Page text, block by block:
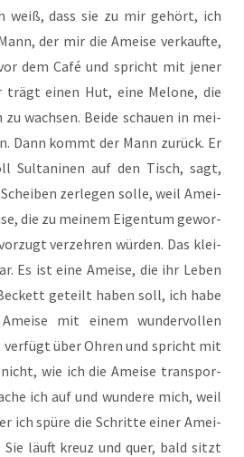
weiß, dass sie zu mir gehört, ich
der mir die Amei­se ver­kauf­te,
dem Café und spricht mit jener
einen Hut, eine Melo­ne, die
wach­sen. Bei­de schau­en in mei­
Dann kommt der Mann zurück. Er
Sul­ta­ni­nen auf den Tisch, sagt,
zer­le­gen sol­le, weil Amei­
die zu mei­nem Eigen­tum gewor­
ver­zeh­ren wür­den. Das klei­
Es ist eine Amei­se, die ihr Leben
geteilt haben soll, ich habe
mit einem wun­der­vol­len
über Ohren und spricht mit
wie ich die Amei­se trans­por­
ich auf und wun­de­re mich, weil
ich spü­re die Schrit­te einer Amei­
Sie läuft kreuz und quer, bald sitzt